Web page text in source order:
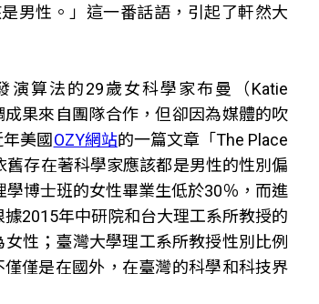
男性。」這一番話語，引起了軒然大
算法的29歲女科學家布曼（Katie
果來自團隊合作，但卻因為媒體的吹
美國OZY網站的一篇文章「The Place
舊存在著科學家應該都是男性的性別偏
博士班的女性畢業生低於30％，而進
2015年中研院和台大理工系所教授的
性；臺灣大學理工系所教授性別比例
僅是在國外，在臺灣的科學和科技界